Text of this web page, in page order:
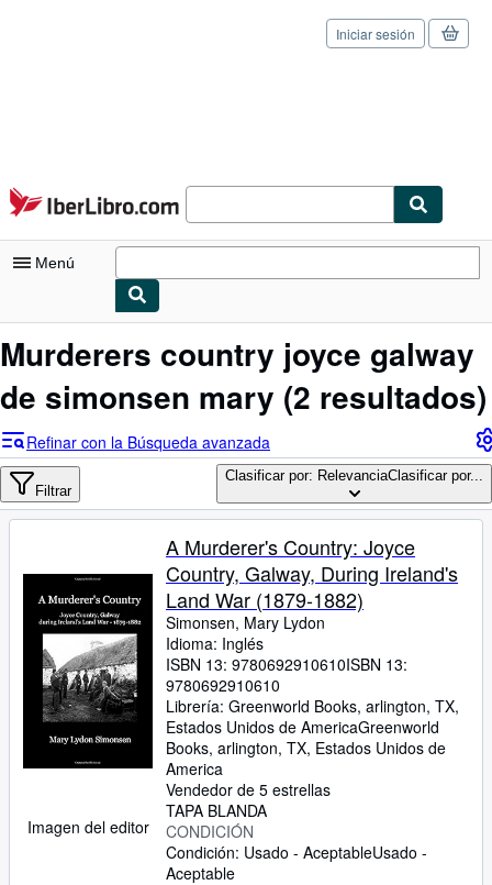
Pasar al contenido principal
IberLibro.com
Iniciar sesión
Menú
Mi cuenta
Búsqueda avanzada
Colecciones
Arte y coleccionismo
Vendedores
Comenzar a vender
Ayuda
CERRAR
Murderers country joyce galway
de simonsen mary (2 resultados)
Refinar con la Búsqueda avanzada
Filtrar
Clasificar por: RelevanciaClasificar por...
Imagen del editor
A Murderer's Country: Joyce
Country, Galway, During Ireland's
Land War (1879-1882)
Simonsen, Mary Lydon
Idioma: Inglés
ISBN 13: 9780692910610ISBN 13:
9780692910610
Librería: Greenworld Books, arlington, TX,
Estados Unidos de AmericaGreenworld
Books, arlington, TX, Estados Unidos de
America
Vendedor de 5 estrellas
TAPA BLANDA
CONDICIÓN
Condición: Usado - AceptableUsado -
Aceptable